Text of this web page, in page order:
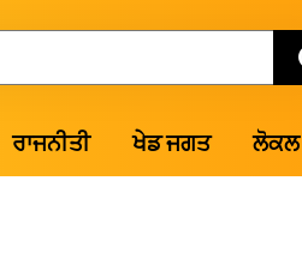
ਰਾਜਨੀਤੀ ਖੇਡ ਜਗਤ ਲੋਕਲ